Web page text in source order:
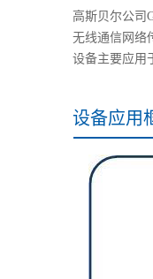
高斯贝尔公司
无线通信网络
设备主要应用
设备应用